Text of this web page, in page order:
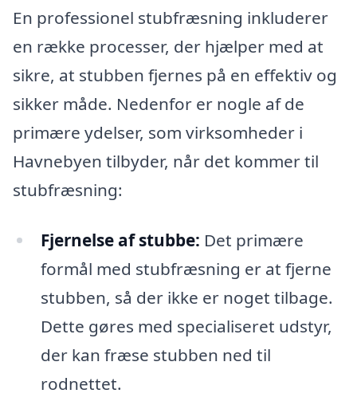
En professionel stubfræsning inkluderer
en række processer, der hjælper med at
sikre, at stubben fjernes på en effektiv og
sikker måde. Nedenfor er nogle af de
primære ydelser, som virksomheder i
Havnebyen tilbyder, når det kommer til
stubfræsning:
Fjernelse af stubbe: Det primære
formål med stubfræsning er at fjerne
stubben, så der ikke er noget tilbage.
Dette gøres med specialiseret udstyr,
der kan fræse stubben ned til
rodnettet.